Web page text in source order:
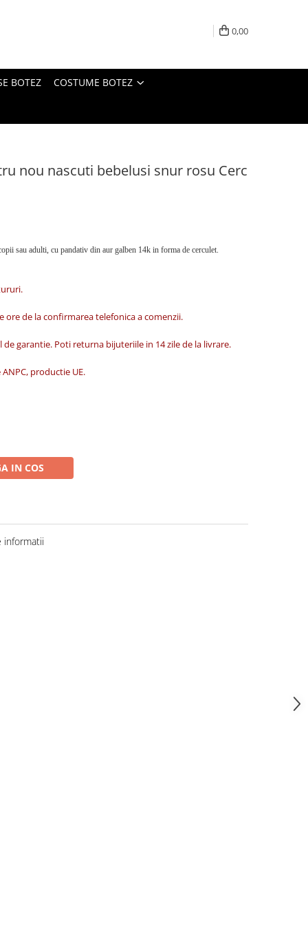
0,00
BOTEZ COSTUME BOTEZ
nou nascuti bebelusi snur rosu Cerc
sau adulti, cu pandativ din aur galben 14k in forma de cerculet.
ore de la confirmarea telefonica a comenzii.
garantie. Poti returna bijuteriile in 14 zile de la livrare.
productie UE.
IN COS
informatii